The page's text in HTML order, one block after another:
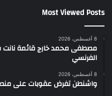
Most Viewed Posts
8 أغسطس، 2026
مصطفى محمد خارج قائمة نانت
الفرنسي
8 أغسطس، 2026
واشنطن تفرض عقوبات على